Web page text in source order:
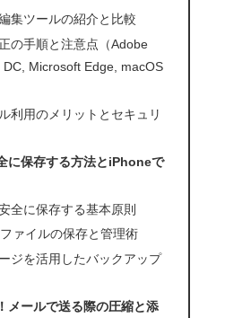
集ツールの紹介と比較
の手順と注意点（Adobe
Microsoft Edge, macOS
利用のメリットとセキュリ
に保存する方法とiPhoneで
全に保存する基本原則
ァイルの保存と管理術
ジを活用したバックアップ
メールで送る際の圧縮と添